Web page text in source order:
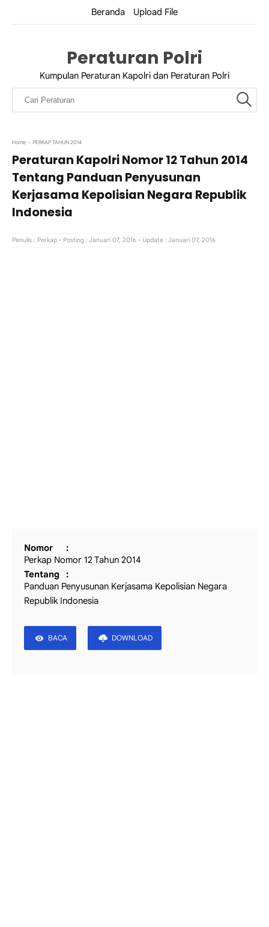
Beranda Upload File
Peraturan Polri
Kumpulan Peraturan Kapolri dan Peraturan Polri
Home › PERKAP TAHUN 2014
Peraturan Kapolri Nomor 12 Tahun 2014
Tentang Panduan Penyusunan
Kerjasama Kepolisian Negara Republik
Indonesia
Penulis : Perkap • Posting : Januari 07, 2016 • Update : Januari 07, 2016
Nomor
Perkap Nomor 12 Tahun 2014
Tentang
Panduan Penyusunan Kerjasama Kepolisian Negara
Republik Indonesia
BACA DOWNLOAD